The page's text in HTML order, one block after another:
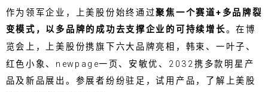
作为领军企业，上美股份始终通过聚焦一个赛道+多品牌裂
变模式 ， 以多品牌的成功去支撑企业的可持续增长。在博
览会上，上美股份携旗下六大品牌亮相，韩束、一叶子、
红色小象、newpage一页、安敏优、2032携多款明星产
品及新品展出。参展者纷纷驻足，试用产品，了解上美股